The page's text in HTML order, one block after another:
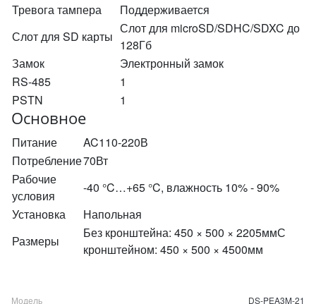
Тревога тампера
Поддерживается
Слот для SD карты
Слот для microSD/SDHC/SDXC до
128Гб
Замок
Электронный замок
RS-485
1
PSTN
1
Основное
Питание
AC110-220В
Потребление70Вт
Рабочие
условия
-40 °C…+65 °C, влажность 10% - 90%
Установка
Напольная
Размеры
Без кронштейна: 450 × 500 × 2205ммС
кронштейном: 450 × 500 × 4500мм
Модель DS-PEA3M-21